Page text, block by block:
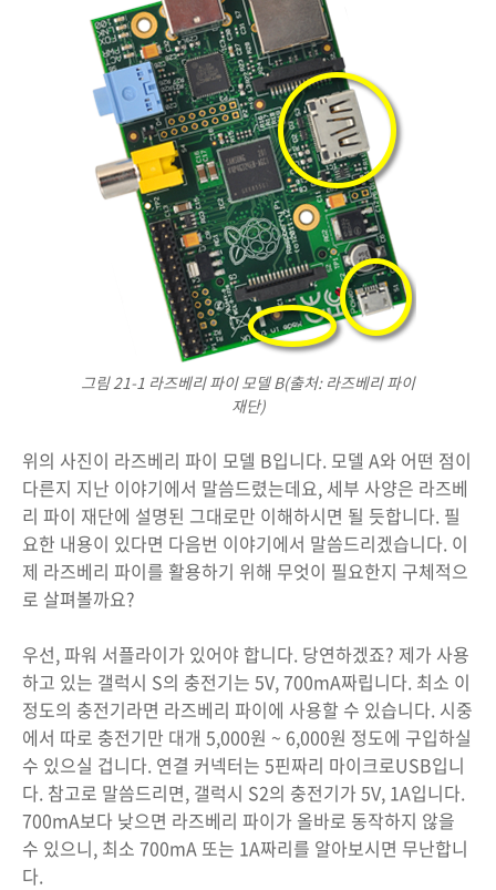
그림 21-1 라즈베리 파이 모델 B(출처: 라즈베리 파이
재단)
위의 사진이 라즈베리 파이 모델 B입니다. 모델 A와 어떤 점이
다른지 지난 이야기에서 말씀드렸는데요, 세부 사양은 라즈베
리 파이 재단에 설명된 그대로만 이해하시면 될 듯합니다. 필
요한 내용이 있다면 다음번 이야기에서 말씀드리겠습니다. 이
제 라즈베리 파이를 활용하기 위해 무엇이 필요한지 구체적으
로 살펴볼까요?
우선, 파워 서플라이가 있어야 합니다. 당연하겠죠? 제가 사용
하고 있는 갤럭시 S의 충전기는 5V, 700mA짜립니다. 최소 이
정도의 충전기라면 라즈베리 파이에 사용할 수 있습니다. 시중
에서 따로 충전기만 대개 5,000원 ~ 6,000원 정도에 구입하실
수 있으실 겁니다. 연결 커넥터는 5핀짜리 마이크로USB입니
다. 참고로 말씀드리면, 갤럭시 S2의 충전기가 5V, 1A입니다.
700mA보다 낮으면 라즈베리 파이가 올바로 동작하지 않을
수 있으니, 최소 700mA 또는 1A짜리를 알아보시면 무난합니
다.